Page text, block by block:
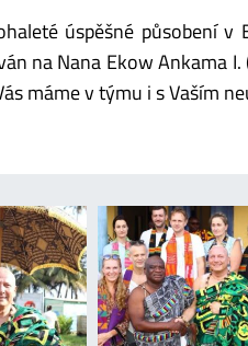
úspěšné působení
na Nana Ekow Ankama
máme v týmu i s Vaším